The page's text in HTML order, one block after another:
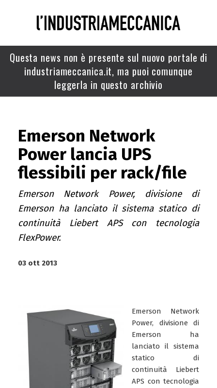
Questa news non è presente sul nuovo portale di
industriameccanica.it, ma puoi comunque
leggerla in questo archivio
Emerson Network
Power lancia UPS
flessibili per rack/file
Emerson Network Power, divisione di
Emerson ha lanciato il sistema statico di
continuità Liebert APS con tecnologia
FlexPower.
03 ott 2013
Emerson Network
Power, divisione di
Emerson ha
lanciato il sistema
statico di
continuità Liebert
APS con tecnologia